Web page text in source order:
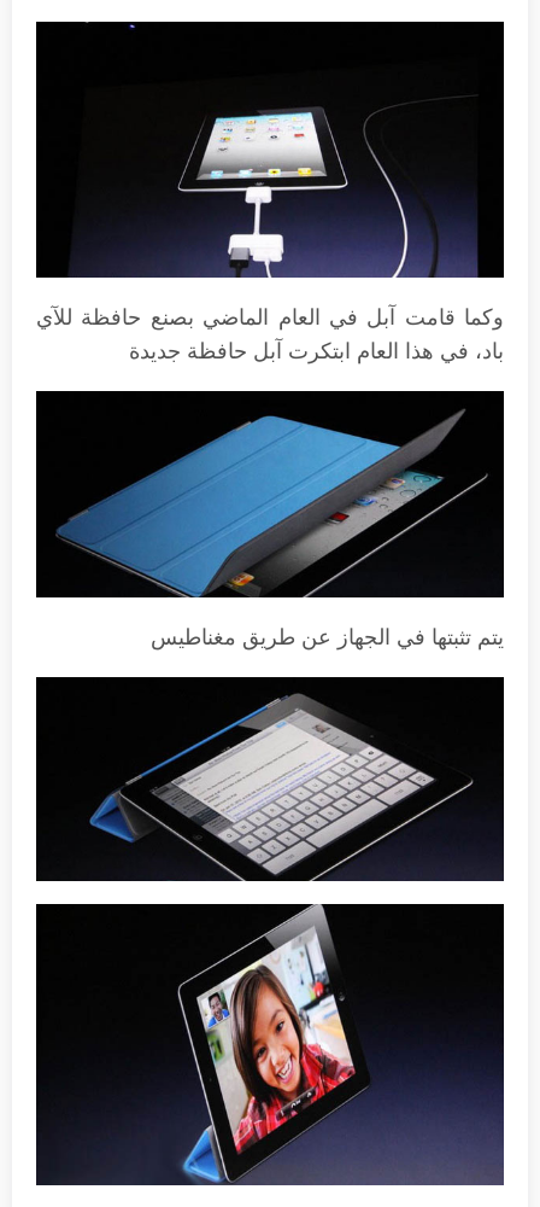
وكما قامت آبل في العام الماضي بصنع حافظة للآي
باد، في هذا العام ابتكرت آبل حافظة جديدة
يتم تثبتها في الجهاز عن طريق مغناطيس